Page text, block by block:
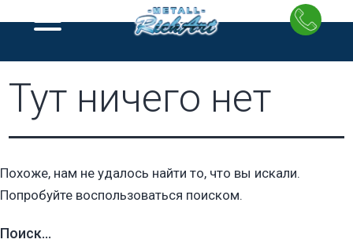
Перейти
Тут ничего нет
Похоже, нам не удалось найти то, что вы искали.
Попробуйте воспользоваться поиском.
Поиск…